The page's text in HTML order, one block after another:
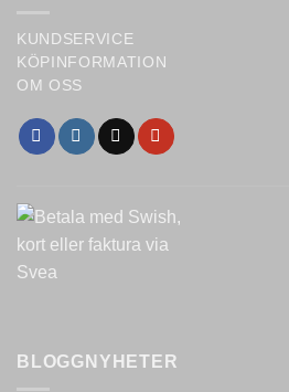
KUNDSERVICE
KÖPINFORMATION
OM OSS
BLOGGNYHETER